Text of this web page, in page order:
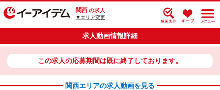
関西 の求人
▼エリア変更
求人動画情報詳細
この求人の応募期間は既に終了しております。
関西エリアの求人動画を見る